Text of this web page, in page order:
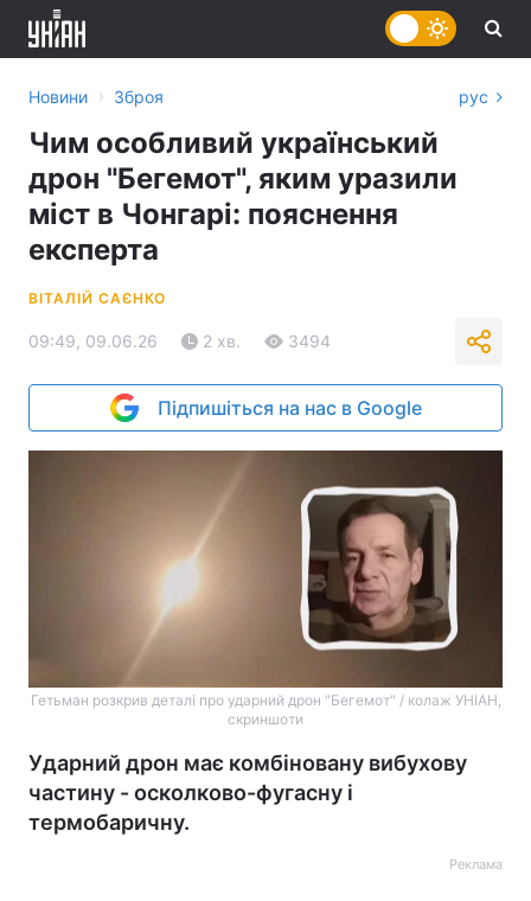
Новини › Зброя рус
Чим особливий український
дрон "Бегемот", яким уразили
міст в Чонгарі: пояснення
експерта
ВІТАЛІЙ САЄНКО
09:49, 09.06.26 2 хв. 3494
Підпишіться на нас в Google
Гетьман розкрив деталі про ударний дрон "Бегемот" / колаж УНІАН,
скриншоти
Ударний дрон має комбіновану вибухову
частину - осколково-фугасну і
термобаричну.
Реклама